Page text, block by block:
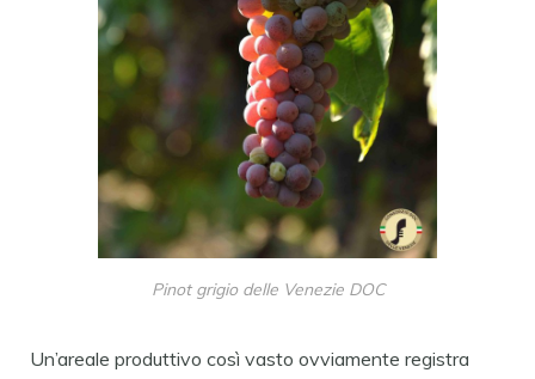
Pinot grigio delle Venezie DOC
Un’areale produttivo così vasto ovviamente registra